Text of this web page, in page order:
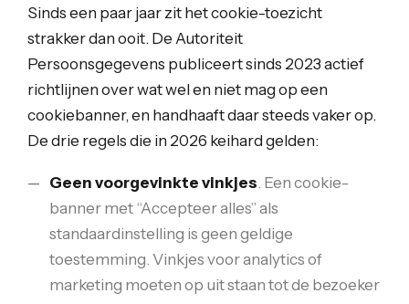
Sinds een paar jaar zit het cookie-toezicht
strakker dan ooit. De Autoriteit
Persoonsgegevens publiceert sinds 2023 actief
richtlijnen over wat wel en niet mag op een
cookiebanner, en handhaaft daar steeds vaker op.
De drie regels die in 2026 keihard gelden:
Geen voorgevinkte vinkjes. Een cookie-
banner met “Accepteer alles” als
standaardinstelling is geen geldige
toestemming. Vinkjes voor analytics of
marketing moeten op uit staan tot de bezoeker